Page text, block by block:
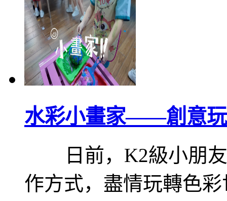
水彩小畫家——創意
日前，K2級小朋友
作方式，盡情玩轉色